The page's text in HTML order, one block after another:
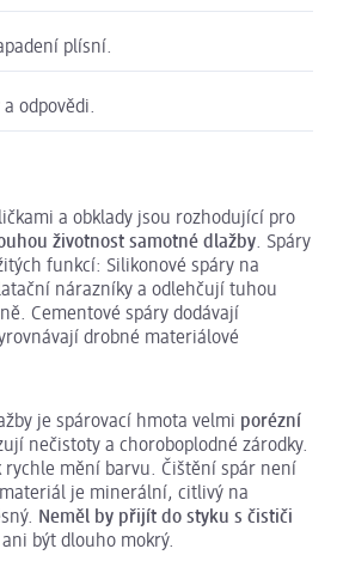
plísní.
odpovědi.
a obklady jsou rozhodující pro
životnost samotné dlažby. Spáry
funkcí: Silikonové spáry na
nárazníky a odlehčují tuhou
Cementové spáry dodávají
drobné materiálové
je spárovací hmota velmi porézní
nečistoty a choroboplodné zárodky.
rychle mění barvu. Čištění spár není
je minerální, citlivý na
Neměl by přijít do styku s čističi
ani být dlouho mokrý.